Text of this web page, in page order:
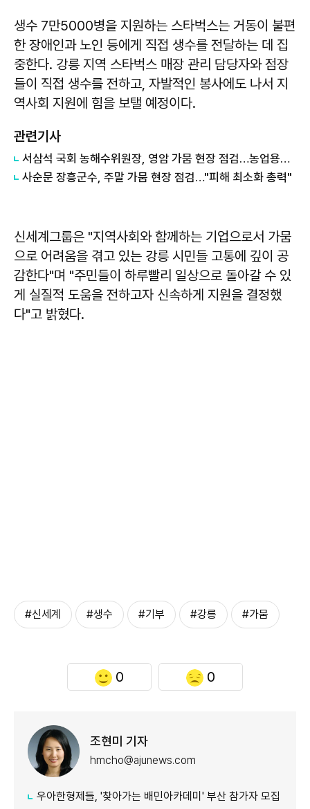
생수 7만5000병을 지원하는 스타벅스는 거동이 불편
한 장애인과 노인 등에게 직접 생수를 전달하는 데 집
중한다. 강릉 지역 스타벅스 매장 관리 담당자와 점장
들이 직접 생수를 전하고, 자발적인 봉사에도 나서 지
역사회 지원에 힘을 보탤 예정이다.
관련기사
서삼석 국회 농해수위원장, 영암 가뭄 현장 점검…농업용수 대책 논의
사순문 장흥군수, 주말 가뭄 현장 점검…"피해 최소화 총력"
신세계그룹은 "지역사회와 함께하는 기업으로서 가뭄
으로 어려움을 겪고 있는 강릉 시민들 고통에 깊이 공
감한다"며 "주민들이 하루빨리 일상으로 돌아갈 수 있
게 실질적 도움을 전하고자 신속하게 지원을 결정했
다"고 밝혔다.
#신세계 #생수 #기부 #강릉 #가뭄
0 0
조현미 기자
hmcho@ajunews.com
우아한형제들, '찾아가는 배민아카데미' 부산 참가자 모집